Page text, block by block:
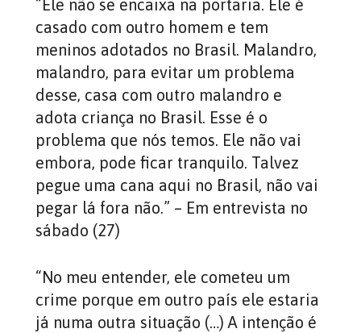
“Ele não se encaixa na portaria. Ele é
casado com outro homem e tem
meninos adotados no Brasil. Malandro,
malandro, para evitar um problema
desse, casa com outro malandro e
adota criança no Brasil. Esse é o
problema que nós temos. Ele não vai
embora, pode ficar tranquilo. Talvez
pegue uma cana aqui no Brasil, não vai
pegar lá fora não.” – Em entrevista no
sábado (27)
“No meu entender, ele cometeu um
crime porque em outro país ele estaria
já numa outra situação (…) A intenção é